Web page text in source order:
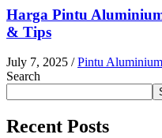
Harga Pintu
& Tips
July 7, 2025 /Pintu Aluminium
Search
Recent Posts